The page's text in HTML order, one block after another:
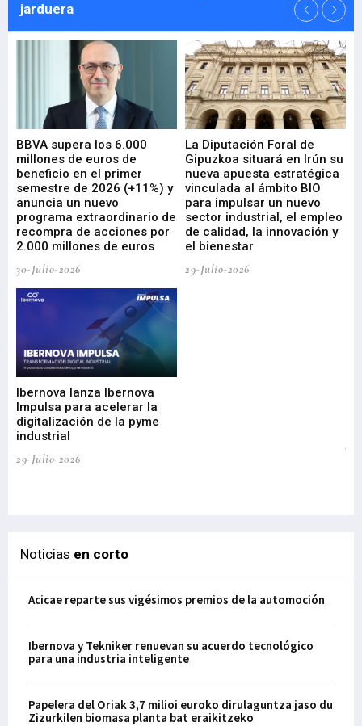
jarduera
BBVA supera los 6.000
millones de euros de
beneficio en el primer
semestre de 2026 (+11%) y
anuncia un nuevo
programa extraordinario de
recompra de acciones por
2.000 millones de euros
30-Julio-2026
La Diputación Foral de
Gipuzkoa situará en Irún su
nueva apuesta estratégica
vinculada al ámbito BIO
para impulsar un nuevo
sector industrial, el empleo
de calidad, la innovación y
el bienestar
29-Julio-2026
Ibernova lanza Ibernova
Impulsa para acelerar la
digitalización de la pyme
industrial
29-Julio-2026
Noticias en corto
Acicae reparte sus vigésimos premios de la automoción
Ibernova y Tekniker renuevan su acuerdo tecnológico
para una industria inteligente
Papelera del Oriak 3,7 milioi euroko dirulaguntza jaso du
Zizurkilen biomasa planta bat eraikitzeko